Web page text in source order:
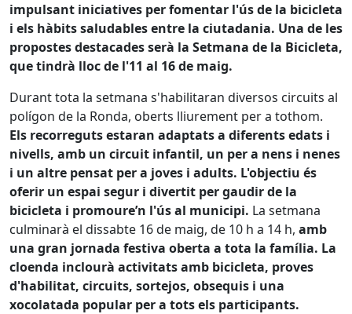
impulsant iniciatives per fomentar l'ús de la bicicleta
i els hàbits saludables entre la ciutadania. Una de les
propostes destacades serà la Setmana de la Bicicleta,
que tindrà lloc de l'11 al 16 de maig.
Durant tota la setmana s'habilitaran diversos circuits al
polígon de la Ronda, oberts lliurement per a tothom.
Els recorreguts estaran adaptats a diferents edats i
nivells, amb un circuit infantil, un per a nens i nenes
i un altre pensat per a joves i adults. L'objectiu és
oferir un espai segur i divertit per gaudir de la
bicicleta i promoure’n l'ús al municipi. La setmana
culminarà el dissabte 16 de maig, de 10 h a 14 h, amb
una gran jornada festiva oberta a tota la família. La
cloenda inclourà activitats amb bicicleta, proves
d'habilitat, circuits, sortejos, obsequis i una
xocolatada popular per a tots els participants.